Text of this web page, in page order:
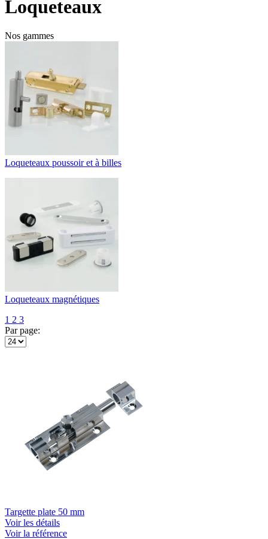
Loqueteaux
Nos gammes
Loqueteaux poussoir et à billes
Loqueteaux magnétiques
1 2 3
Par page:
Targette plate 50 mm
Voir les détails
Voir la référence